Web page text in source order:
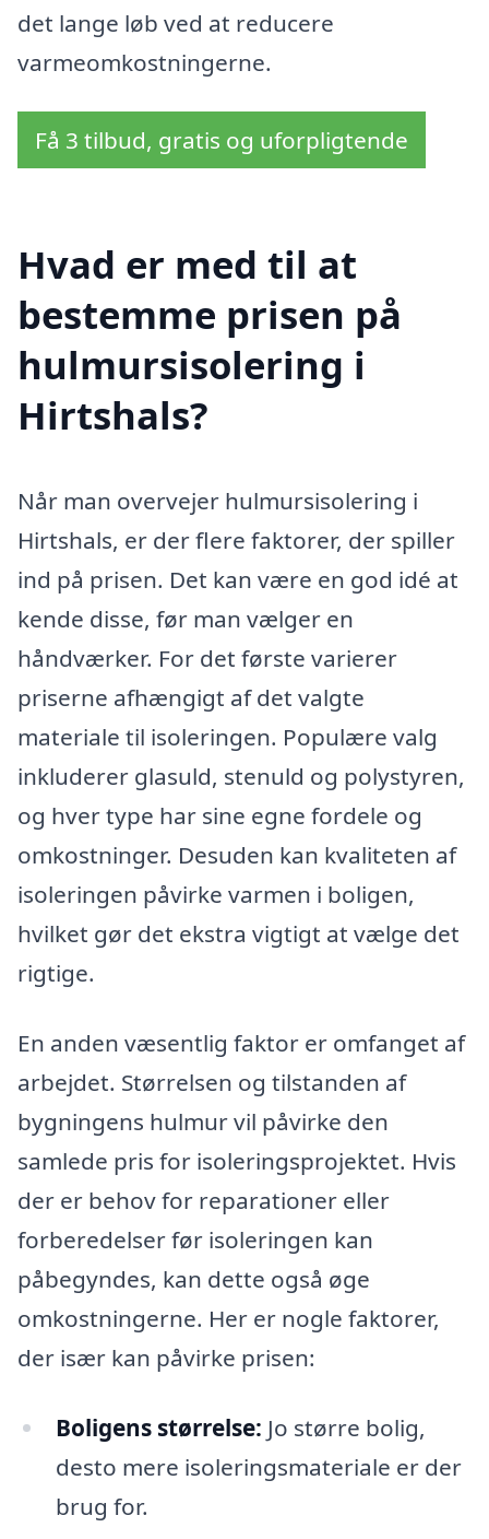
det lange løb ved at reducere
varmeomkostningerne.
Få 3 tilbud, gratis og uforpligtende
Hvad er med til at
bestemme prisen på
hulmursisolering i
Hirtshals?
Når man overvejer hulmursisolering i
Hirtshals, er der flere faktorer, der spiller
ind på prisen. Det kan være en god idé at
kende disse, før man vælger en
håndværker. For det første varierer
priserne afhængigt af det valgte
materiale til isoleringen. Populære valg
inkluderer glasuld, stenuld og polystyren,
og hver type har sine egne fordele og
omkostninger. Desuden kan kvaliteten af
isoleringen påvirke varmen i boligen,
hvilket gør det ekstra vigtigt at vælge det
rigtige.
En anden væsentlig faktor er omfanget af
arbejdet. Størrelsen og tilstanden af
bygningens hulmur vil påvirke den
samlede pris for isoleringsprojektet. Hvis
der er behov for reparationer eller
forberedelser før isoleringen kan
påbegyndes, kan dette også øge
omkostningerne. Her er nogle faktorer,
der især kan påvirke prisen:
Boligens størrelse: Jo større bolig,
desto mere isoleringsmateriale er der
brug for.